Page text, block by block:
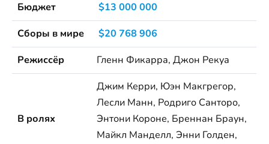
Бюджет
$13 000 000
Сборы в мире
$20 768 906
Режиссёр
Гленн Фикарра, Джон Рекуа
В ролях
Джим Керри, Юэн Макгрегор,
Лесли Манн, Родриго Санторо,
Энтони Короне, Бреннан Браун,
Майкл Манделл, Энни Голден,